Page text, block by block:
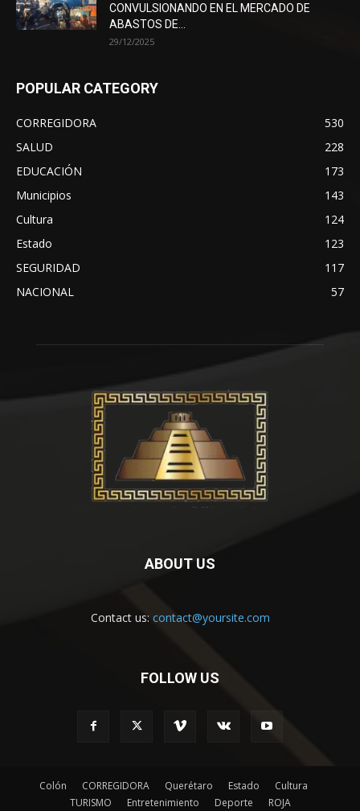
CONVULSIONANDO EN EL MERCADO DE
ABASTOS DE...
29/12/2025
POPULAR CATEGORY
CORREGIDORA
530
SALUD
228
EDUCACIÓN
173
Municipios
143
Cultura
124
Estado
123
SEGURIDAD
117
NACIONAL
57
ABOUT US
Contact us: contact@yoursite.com
FOLLOW US
Colón CORREGIDORA Querétaro Estado
Cultura
TURISMO
Entretenimiento Deporte ROJA